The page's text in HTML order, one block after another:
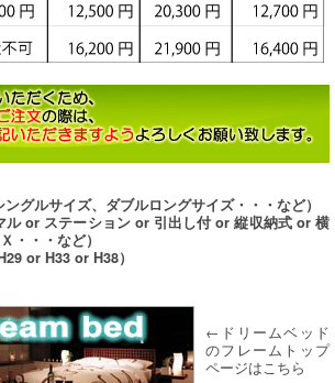
ングルサイズ、ダブルロングサイズ・・・など）
ル or ステーション or 引出し付 or 縦収納式 or 横
・・・など）
or H33 or H38）
←ドリームベッド
のフレームトップ
ページはこちら